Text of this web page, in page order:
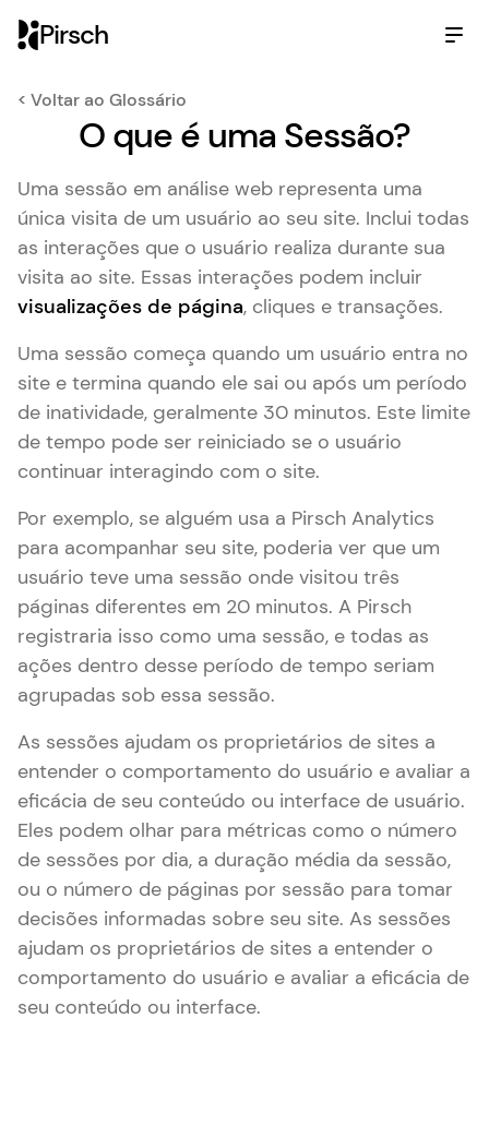
Pirsch
< Voltar ao Glossário
O que é uma Sessão?
Uma sessão em análise web representa uma
única visita de um usuário ao seu site. Inclui todas
as interações que o usuário realiza durante sua
visita ao site. Essas interações podem incluir
visualizações de página, cliques e transações.
Uma sessão começa quando um usuário entra no
site e termina quando ele sai ou após um período
de inatividade, geralmente 30 minutos. Este limite
de tempo pode ser reiniciado se o usuário
continuar interagindo com o site.
Por exemplo, se alguém usa a Pirsch Analytics
para acompanhar seu site, poderia ver que um
usuário teve uma sessão onde visitou três
páginas diferentes em 20 minutos. A Pirsch
registraria isso como uma sessão, e todas as
ações dentro desse período de tempo seriam
agrupadas sob essa sessão.
As sessões ajudam os proprietários de sites a
entender o comportamento do usuário e avaliar a
eficácia de seu conteúdo ou interface de usuário.
Eles podem olhar para métricas como o número
de sessões por dia, a duração média da sessão,
ou o número de páginas por sessão para tomar
decisões informadas sobre seu site. As sessões
ajudam os proprietários de sites a entender o
comportamento do usuário e avaliar a eficácia de
seu conteúdo ou interface.